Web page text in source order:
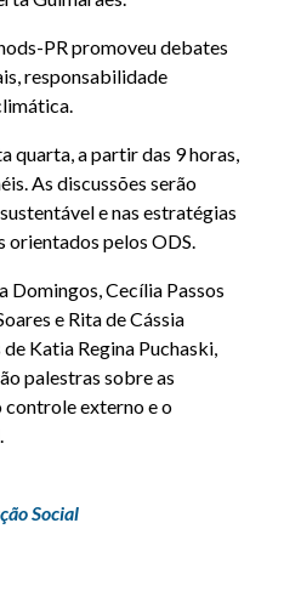
PR promoveu debates
responsabilidade
quarta, a partir das 9 horas,
As discussões serão
e nas estratégias
orientados pelos ODS.
Domingos, Cecília Passos
e Rita de Cássia
Katia Regina Puchaski,
palestras sobre as
controle externo e o
Social